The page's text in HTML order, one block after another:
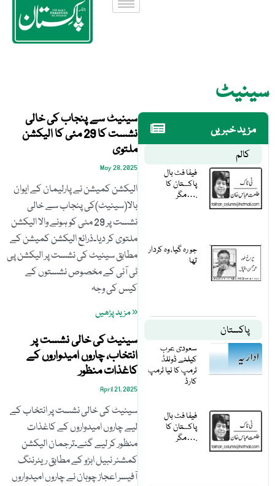
سینیٹ
مزید خبریں
کالم
فیفا فٹ بال
پاکستان کا
مگر….
جو رہ گیا، وہ کردار
تھا
پاکستان
سعودی عرب
کیلئے ڈونلڈ
ٹرمپ کا نیا ٹرمپ
کارڈ
فیفا فٹ بال
پاکستان کا
مگر….
سینیٹ سے پنجاب کی خالی
نشست کا 29 مئی کا الیکشن
ملتوی
May 28, 2025
الیکشن کمیشن نے پارلیمان کے ایوان
بالا(سینیٹ)کی پنجاب سے خالی
نشست پر 29 مئی کو ہونے والا الیکشن
ملتوی کر دیا۔ذرائع الیکشن کمیشن کے
مطابق سینیٹ کی نشست پر الیکشن پی
ٹی آئی کے مخصوص نشستوں کے
کیس کی وجہ
« مزید پڑھیں
سینیٹ کی خالی نشست پر
انتخاب، چاروں امیدواروں کے
کاغذات منظور
April 21, 2025
سینیٹ کی خالی نشست پر انتخاب کے
لیے چاروں امیدواروں کے کاغذات
منظور کر لیے گئے۔ترجمان الیکشن
کمشنر نبیل ابڑو کے مطابق ریٹرننگ
آفیسر اعجاز چوہان نے چاروں امیدواروں